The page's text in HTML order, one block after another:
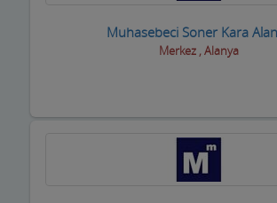
Muhasebeci Soner Kara
Merkez , Alanya